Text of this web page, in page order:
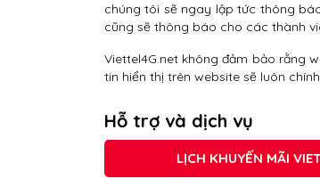
chúng tôi sẽ ngay lập tức thông
cũng sẽ thông báo cho các thành
Viettel4G.net không đảm bảo rằng
tin hiển thị trên website sẽ luôn
Hỗ trợ và dịch vụ
LỊCH KHUYẾN MÃI